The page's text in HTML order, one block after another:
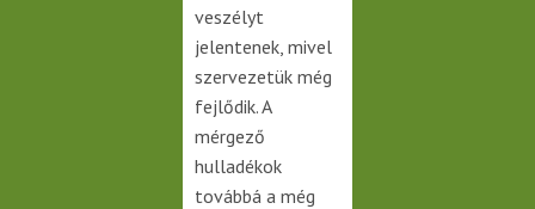
veszélyt
jelentenek, mivel
szervezetük még
fejlődik. A
mérgező
hulladékok
továbbá a még